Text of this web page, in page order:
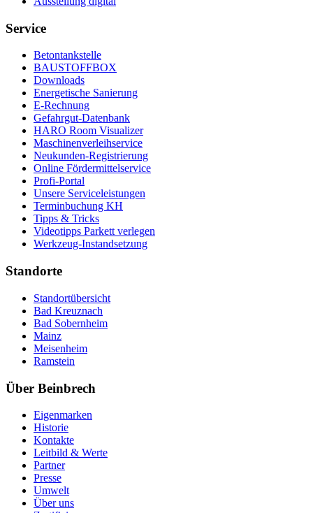
Service
Betontankstelle
BAUSTOFFBOX
Downloads
Energetische Sanierung
E-Rechnung
Gefahrgut-Datenbank
HARO Room Visualizer
Maschinenverleihservice
Neukunden-Registrierung
Online Fördermittelservice
Profi-Portal
Unsere Serviceleistungen
Terminbuchung KH
Tipps & Tricks
Videotipps Parkett verlegen
Werkzeug-Instandsetzung
Standorte
Standortübersicht
Bad Kreuznach
Bad Sobernheim
Mainz
Meisenheim
Ramstein
Über Beinbrech
Eigenmarken
Historie
Kontakte
Leitbild & Werte
Partner
Presse
Umwelt
Über uns